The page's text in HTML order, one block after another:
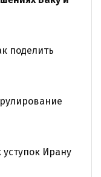
поделить
Ирану